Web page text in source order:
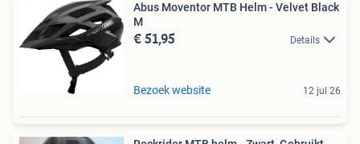
Abus Moventor MTB Helm - Velvet Black
M
€ 51,95 Details
Bezoek website 12 jul 26